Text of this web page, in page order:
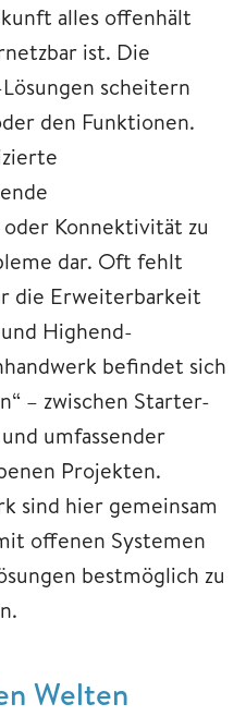
alles offenhält
ist. Die
scheitern
den Funktionen.
Konnektivität zu
dar. Oft fehlt
die Erweiterbarkeit
Highend-
beﬁndet sich
– zwischen Starter-
umfassender
Projekten.
sind hier gemeinsam
offenen Systemen
bestmöglich zu
Welten